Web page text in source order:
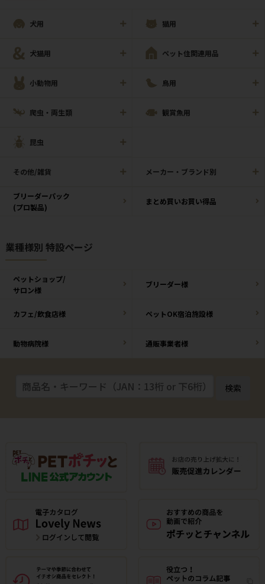
犬用 猫用
犬猫用 ペット住関連用品
小動物用 鳥用
爬虫・両生類 観賞魚用
昆虫
その他/雑貨 メーカー・ブランド別
ブリーダーパック
(プロ製品)
まとめ買いお買い得品
業種様別 特設ページ
ペットショップ/
サロン様
ブリーダー様
カフェ/飲食店様 ペットOK宿泊施設様
動物病院様 通販事業者様
検索